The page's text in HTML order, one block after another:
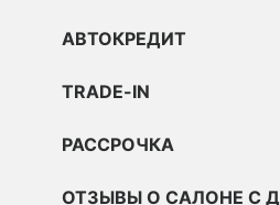
АВТОКРЕДИТ
TRADE-IN
РАССРОЧКА
ОТЗЫВЫ О САЛОНЕ С